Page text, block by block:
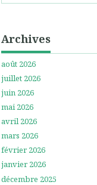
Archives
août 2026
juillet 2026
juin 2026
mai 2026
avril 2026
mars 2026
février 2026
janvier 2026
décembre 2025